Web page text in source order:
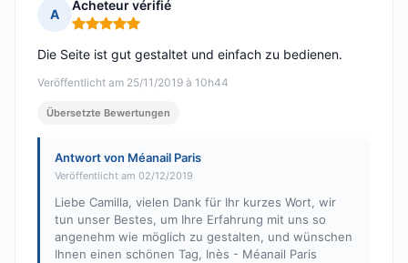
A
Acheteur vérifié
Hinweis: 5 von 5
Veröffentlicht am 25/11/2019 à 10h44
Die Seite ist gut gestaltet und einfach zu bedienen.
Übersetzte Bewertungen
Antwort von Méanail Paris
Veröffentlicht am 02/12/2019
Liebe Camilla, vielen Dank für Ihr kurzes Wort, wir
tun unser Bestes, um Ihre Erfahrung mit uns so
angenehm wie möglich zu gestalten, und wünschen
Ihnen einen schönen Tag, Inès - Méanail Paris